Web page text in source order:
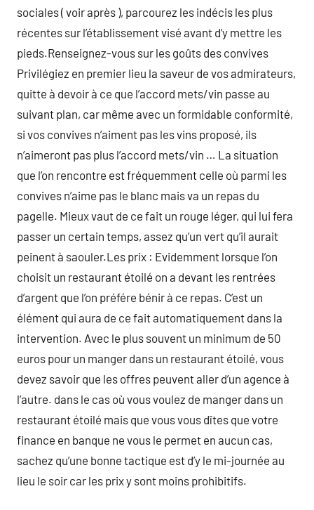
sociales ( voir après ), parcourez les indécis les plus
récentes sur l’établissement visé avant d’y mettre les
pieds.Renseignez-vous sur les goûts des convives
Privilégiez en premier lieu la saveur de vos admirateurs,
quitte à devoir à ce que l’accord mets/vin passe au
suivant plan, car même avec un formidable conformité,
si vos convives n’aiment pas les vins proposé, ils
n’aimeront pas plus l’accord mets/vin … La situation
que l’on rencontre est fréquemment celle où parmi les
convives n’aime pas le blanc mais va un repas du
pagelle. Mieux vaut de ce fait un rouge léger, qui lui fera
passer un certain temps, assez qu’un vert qu’il aurait
peinent à saouler.Les prix : Evidemment lorsque l’on
choisit un restaurant étoilé on a devant les rentrées
d’argent que l’on préfére bénir à ce repas. C’est un
élément qui aura de ce fait automatiquement dans la
intervention. Avec le plus souvent un minimum de 50
euros pour un manger dans un restaurant étoilé, vous
devez savoir que les offres peuvent aller d’un agence à
l’autre. dans le cas où vous voulez de manger dans un
restaurant étoilé mais que vous vous dîtes que votre
finance en banque ne vous le permet en aucun cas,
sachez qu’une bonne tactique est d’y le mi-journée au
lieu le soir car les prix y sont moins prohibitifs.